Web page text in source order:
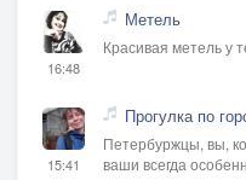
16:48
Метель
Красивая метель у
15:41
Прогулка по
Петербуржцы, вы,
ваши всегда